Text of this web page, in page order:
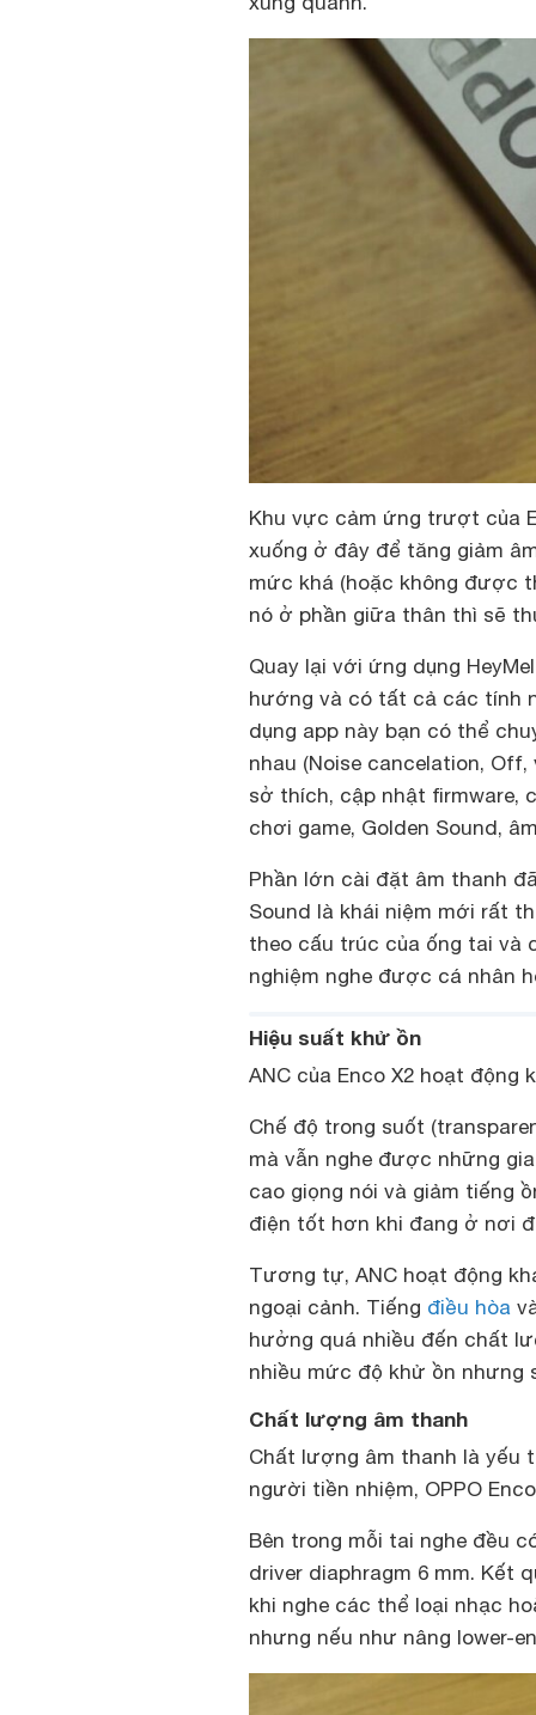
Khu vực cảm ứng trượt của
xuống ở đây để tăng giảm
mức khá (hoặc không được
nó ở phần giữa thân thì sẽ
Quay lại với ứng dụng
hướng và có tất cả các tính
dụng app này bạn có thể
nhau (Noise cancelation,
sở thích, cập nhật firmware,
chơi game, Golden Sound,
Phần lớn cài đặt âm thanh
Sound là khái niệm mới rất
theo cấu trúc của ống tai và
nghiệm nghe được cá nhân
Hiệu suất khử ồn
ANC của Enco X2 hoạt động
Chế độ trong suốt
mà vẫn nghe được những
cao giọng nói và giảm tiếng
điện tốt hơn khi đang ở nơi
Tương tự, ANC hoạt động
ngoại cảnh. Tiếng điều hòa
hưởng quá nhiều đến chất
nhiều mức độ khử ồn nhưng
Chất lượng âm thanh
Chất lượng âm thanh là yếu
người tiền nhiệm, OPPO
Bên trong mỗi tai nghe đều
driver diaphragm 6 mm. Kết
khi nghe các thể loại nhạc
nhưng nếu như nâng lower-